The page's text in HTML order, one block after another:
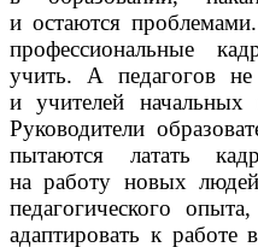
и остаются
профессиональные
учить. А педагогов не
и учителей начальных
Руководители
пытаются латать
на работу новых
педагогического
адаптировать к